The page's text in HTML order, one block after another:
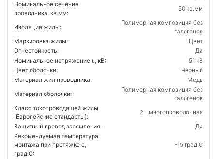
Номинальное сечение
проводника, кв.мм:
50 кв.мм
Изоляция жилы:
Полимерная композиция без
галогенов
Маркировка жилы:
Цвет
Огнестойкость:
Да
Номинальное напряжение u, кВ:
51 кВ
Цвет оболочки:
Черный
Материал жил проводника:
Медь
Материал оболочки:
Полимерная композиция без
галогенов
Класс токопроводящей жилы
(Европейские стандарты):
2 - многопроволочная
Защитный провод заземления:
Да
Рекомендуемая температура
монтажа при протяжке с,
град.C:
-15 град.C